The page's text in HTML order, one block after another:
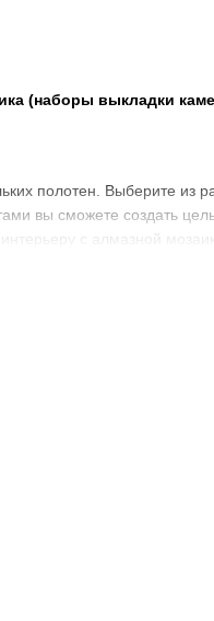
(наборы выкладки
полотен. Выберите из
вы сможете создать
с алмазной